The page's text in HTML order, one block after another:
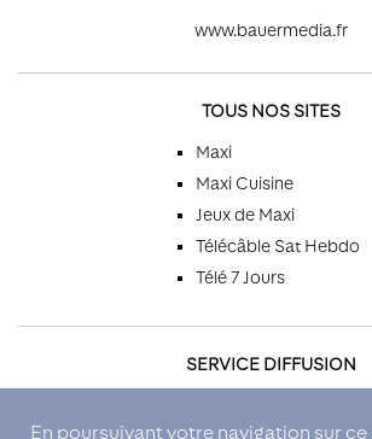
En poursuivant votre navigation sur ce
www.bauermedia.fr
TOUS NOS SITES
Maxi
Maxi Cuisine
Jeux de Maxi
Télécâble Sat Hebdo
Télé 7 Jours
SERVICE DIFFUSION